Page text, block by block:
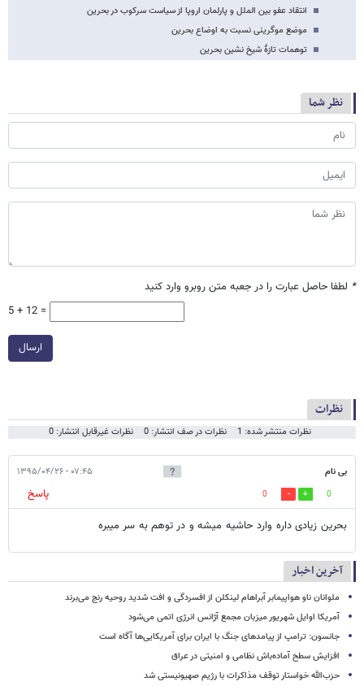
انتقاد عفو بین الملل و پارلمان اروپا از سیاست سرکوب در بحرین
موضع موگرینی نسبت به اوضاع بحرین
توهمات تازۀ شیخ نشین بحرین
نظر شما
* لطفا حاصل عبارت را در جعبه متن روبرو وارد کنید
5 + 12 =
ارسال
نظرات
نظرات منتشر شده: 1 نظرات در صف انتشار: 0 نظرات غیرقابل انتشار: 0
بی نام ۰۷:۴۵ - ۱۳۹۵/۰۴/۲۶
0
0
پاسخ
بحرین زیادی داره وارد حاشیه میشه و در توهم به سر میبره
آخرین اخبار
ملوانان ناو هواپیمابر آبراهام لینکلن از افسردگی و افت شدید روحیه رنج می‌برند
آمریکا اوایل شهریور میزبان مجمع آژانس انرژی اتمی می‌شود
جانسون: ترامپ از پیامدهای جنگ با ایران برای آمریکایی‌ها آگاه است
افزایش سطح آماده‌باش نظامی و امنیتی در عراق
حزب‌الله خواستار توقف مذاکرات با رژیم صهیونیستی شد